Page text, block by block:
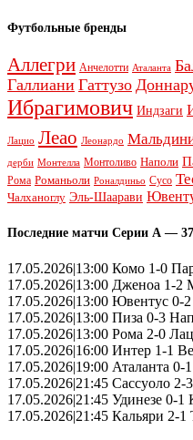
Футбольные бренды
Аллегри Анчелотти Аталанта
Галлиани Гаттузо
Ибрагимович Индзаги
Лацио Леао Леонардо
дерби Монтелла Монтоливо Наполи
Рома Романьоли Роналдиньо Сусо
Чалханоглу Эль-Шаарави
Последние матчи Серии А —
17.05.2026|13:00 Комо 1-0
17.05.2026|13:00 Дженоа 1-2
17.05.2026|13:00 Ювентус 0-
17.05.2026|13:00 Пиза 0-3
17.05.2026|13:00 Рома 2-0
17.05.2026|16:00 Интер 1-1
17.05.2026|19:00 Аталанта 0-
17.05.2026|21:45 Сассуоло 2-
17.05.2026|21:45 Удинезе 0-1
17.05.2026|21:45 Кальяри 2-1